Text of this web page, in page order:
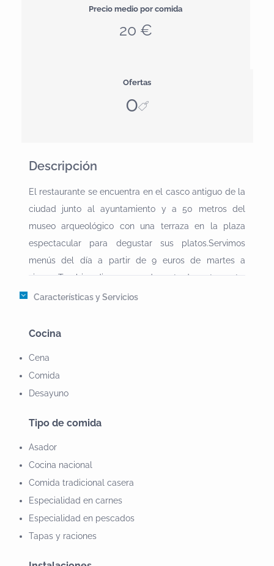
Precio medio por comida
20 €
Ofertas
0
Descripción
El restaurante se encuentra en el casco antiguo de la
ciudad junto al ayuntamiento y a 50 metros del
museo arqueológico con una terraza en la plaza
espectacular para degustar sus platos.Servimos
menús del día a partir de 9 euros de martes a
viernes.Tambien disponemos de carta de restaurante,
donde destacamos las berengenas con salmorejo o
carnes están asadas sobre parrilla de piedra
nos visita le pagamos hasta 3 horas de aparcamiento.
Características y Servicios
Cocina
Cena
Comida
Desayuno
Tipo de comida
Asador
Cocina nacional
Comida tradicional casera
Especialidad en carnes
Especialidad en pescados
Tapas y raciones